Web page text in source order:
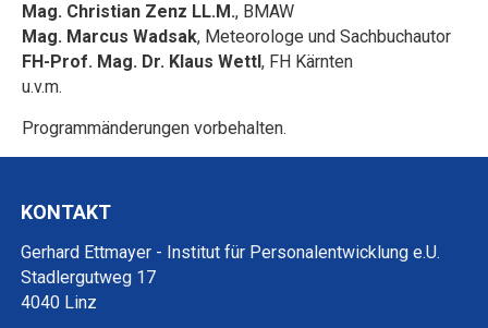
Mag. Christian Zenz LL.M., BMAW
Mag. Marcus Wadsak, Meteorologe und Sachbuchautor
FH-Prof. Mag. Dr. Klaus Wettl , FH Kärnten
u.v.m.
Programmänderungen vorbehalten.
KONTAKT
Gerhard Ettmayer - Institut für Personalentwicklung e.U.
Stadlergutweg 17
4040 Linz